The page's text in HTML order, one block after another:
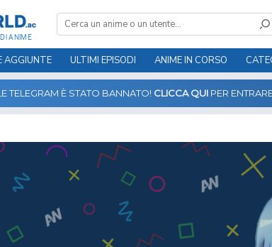
ANIME
AGGIUNTE ULTIMI EPISODI ANIME IN CORSO
TELEGRAM È STATO BANNATO! CLICCA QUI PER